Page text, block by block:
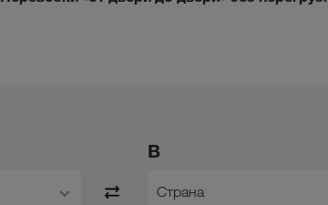
В
Страна